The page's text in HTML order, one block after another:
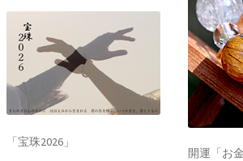
「宝珠2026」
開運「お